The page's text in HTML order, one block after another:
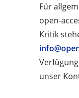
Für
open-
Kritik
unser